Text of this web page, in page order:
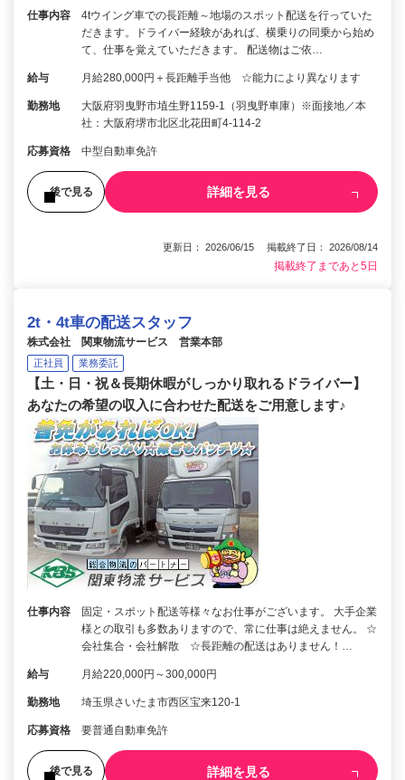
仕事内容
4tウイング車での長距離～地場のスポット配送を行っていた
だきます。ドライバー経験があれば、横乗りの同乗から始め
て、仕事を覚えていただきます。 配送物はご依…
給与 月給280,000円＋長距離手当他 ☆能力により異なります
勤務地
大阪府羽曳野市埴生野1159-1（羽曳野車庫）※面接地／本
社：大阪府堺市北区北花田町4-114-2
応募資格 中型自動車免許
後で見る 詳細を見る
更新日： 2026/06/15 掲載終了日： 2026/08/14
掲載終了まであと5日
2t・4t車の配送スタッフ
株式会社 関東物流サービス 営業本部
正社員 業務委託
【土・日・祝＆長期休暇がしっかり取れるドライバー】
あなたの希望の収入に合わせた配送をご用意します♪
仕事内容
固定・スポット配送等様々なお仕事がございます。 大手企業
様との取引も多数ありますので、常に仕事は絶えません。 ☆
会社集合・会社解散 ☆長距離の配送はありません！…
給与 月給220,000円～300,000円
勤務地 埼玉県さいたま市西区宝来120-1
応募資格 要普通自動車免許
後で見る 詳細を見る